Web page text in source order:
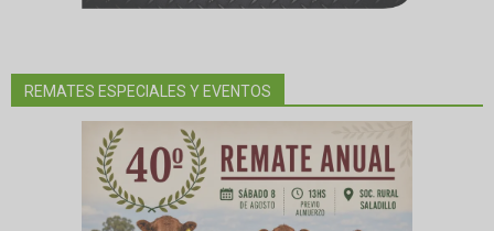
REMATES ESPECIALES Y EVENTOS